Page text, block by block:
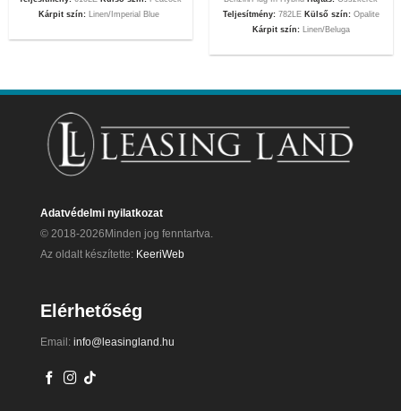
Kárpit szín:Linen/Imperial Blue
Teljesítmény:782LE Külső szín: Opalite
Kárpit szín:Linen/Beluga
Adatvédelmi nyilatkozat
© 2018-2026Minden jog fenntartva.
Az oldalt készítette: KeeriWeb
Elérhetőség
Email: info@leasingland.hu